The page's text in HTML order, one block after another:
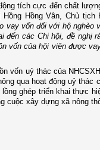
tích cực đến chất
Hồng Vân, Chủ tịch
vay vốn đối với hộ
đến các Chi hội, đề
vốn của hội viên được
vốn uỷ thác của
qua hoạt động uỷ
ghép triển khai thực
cuộc xây dựng xã nông